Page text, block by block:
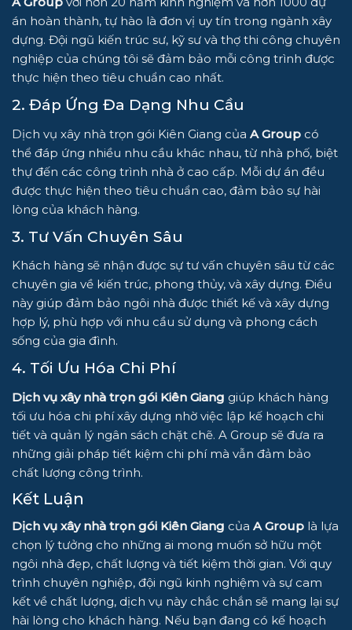
án hoàn thành, tự hào là đơn vị uy tín trong ngành xây
dựng. Đội ngũ kiến trúc sư, kỹ sư và thợ thi công chuyên
nghiệp của chúng tôi sẽ đảm bảo mỗi công trình được
thực hiện theo tiêu chuẩn cao nhất.
2. Đáp Ứng Đa Dạng Nhu Cầu
Dịch vụ xây nhà trọn gói Kiên Giang của A Group có
thể đáp ứng nhiều nhu cầu khác nhau, từ nhà phố, biệt
thự đến các công trình nhà ở cao cấp. Mỗi dự án đều
được thực hiện theo tiêu chuẩn cao, đảm bảo sự hài
lòng của khách hàng.
3. Tư Vấn Chuyên Sâu
Khách hàng sẽ nhận được sự tư vấn chuyên sâu từ các
chuyên gia về kiến trúc, phong thủy, và xây dựng. Điều
này giúp đảm bảo ngôi nhà được thiết kế và xây dựng
hợp lý, phù hợp với nhu cầu sử dụng và phong cách
sống của gia đình.
4. Tối Ưu Hóa Chi Phí
Dịch vụ xây nhà trọn gói Kiên Giang giúp khách hàng
tối ưu hóa chi phí xây dựng nhờ việc lập kế hoạch chi
tiết và quản lý ngân sách chặt chẽ. A Group sẽ đưa ra
những giải pháp tiết kiệm chi phí mà vẫn đảm bảo
chất lượng công trình.
Kết Luận
Dịch vụ xây nhà trọn gói Kiên Giang của A Group là lựa
chọn lý tưởng cho những ai mong muốn sở hữu một
ngôi nhà đẹp, chất lượng và tiết kiệm thời gian. Với quy
trình chuyên nghiệp, đội ngũ kinh nghiệm và sự cam
kết về chất lượng, dịch vụ này chắc chắn sẽ mang lại sự
hài lòng cho khách hàng. Nếu bạn đang có kế hoạch